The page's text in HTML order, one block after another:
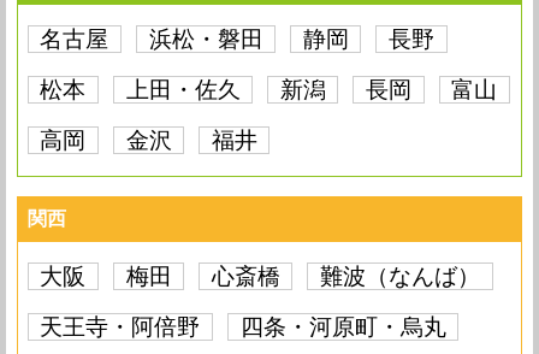
名古屋 浜松・磐田 静岡
長野
松本
上田・佐久 新潟 長岡
富山
高岡
金沢 福井
関西
大阪 梅田 心斎橋
難波（なんば）
天王寺・阿倍野
四条・河原町・烏丸